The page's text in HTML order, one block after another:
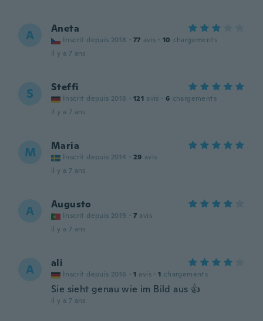
A Aneta
Inscrit depuis 2018 · 77 avis · 10 chargements
il y a 7 ans
S Steffi
Inscrit depuis 2018 · 121 avis · 6 chargements
il y a 7 ans
M Maria
Inscrit depuis 2014 · 29 avis
il y a 7 ans
A Augusto
Inscrit depuis 2019 · 7 avis
il y a 7 ans
A ali
Inscrit depuis 2016 · 1 avis · 1 chargements
Sie sieht genau wie im Bild aus 👍
il y a 7 ans